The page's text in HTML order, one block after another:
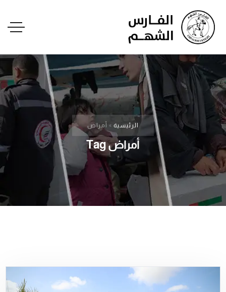
الرئيسية » أمراض
أمراض Tag